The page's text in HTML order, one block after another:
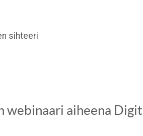
sihteeri
webinaari aiheena